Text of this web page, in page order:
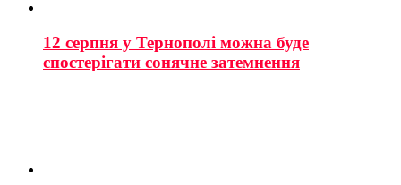
12 серпня у Тернополі можна буде
спостерігати сонячне затемнення